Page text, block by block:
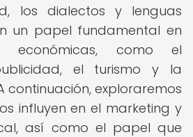
los dialectos y lenguas
un papel fundamental en
económicas, como el
el turismo y la
continuación, exploraremos
influyen en el marketing y
así como el papel que